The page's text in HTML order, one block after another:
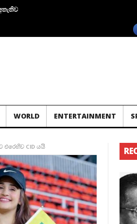
සමග පැටලෙයි.! තවත් ගල් අගුරු නැවු
WORLD ENTERTAINMENT
CID යයි